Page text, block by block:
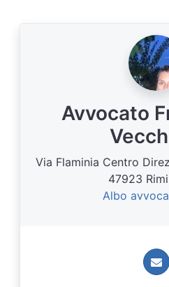
Avvocato
Via Flaminia Centro
47923
Albo